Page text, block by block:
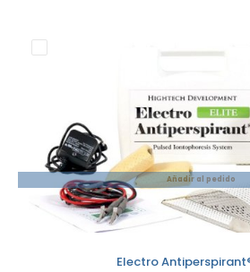
Añadir al pedido
Electro Antiperspirant®